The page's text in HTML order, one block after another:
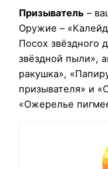
Призыватель –
Оружие –
Посох звёздного
звёздной пыли»,
ракушка»,
призывателя» и
«Ожерелье